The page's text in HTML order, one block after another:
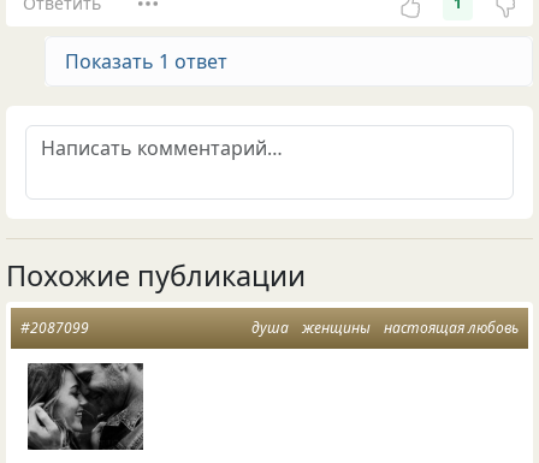
Показать 1 ответ
Похожие публикации
душа женщины настоящая любовь
#2087099